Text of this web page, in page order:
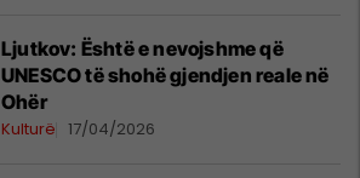
Ljutkov: Është e nevojshme që
UNESCO të shohë gjendjen reale në
Ohër
Kulturë 17/04/2026